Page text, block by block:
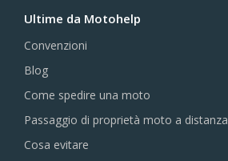
Ultime da Motohelp
Convenzioni
Blog
Come spedire una moto
Passaggio di proprietà moto a distanza
Cosa evitare